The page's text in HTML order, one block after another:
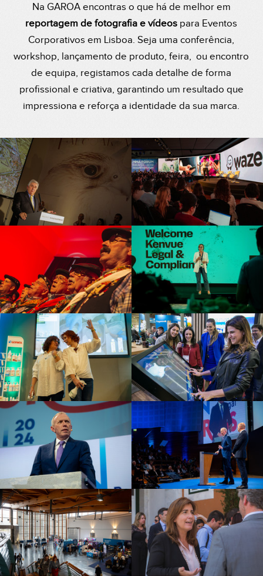
Na GAROA encontras o que há de melhor em
reportagem de fotografia e vídeos para Eventos
Corporativos em Lisboa. Seja uma conferência,
workshop, lançamento de produto, feira, ou encontro
de equipa, registamos cada detalhe de forma
profissional e criativa, garantindo um resultado que
impressiona e reforça a identidade da sua marca.